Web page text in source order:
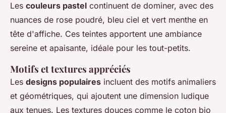
Les couleurs pastel continuent de dominer, avec des
nuances de rose poudré, bleu ciel et vert menthe en
tête d'affiche. Ces teintes apportent une ambiance
sereine et apaisante, idéale pour les tout-petits.
Motifs et textures appréciés
Les designs populaires incluent des motifs animaliers
et géométriques, qui ajoutent une dimension ludique
aux tenues. Les textures douces comme le coton bio